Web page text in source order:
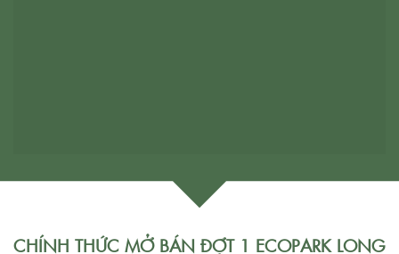
CHÍNH THỨC MỞ BÁN ĐỢT 1 ECOPARK LONG